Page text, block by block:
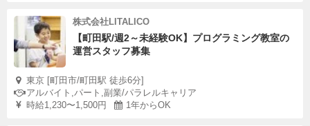
株式会社LITALICO
【町田駅/週2～未経験OK】プログラミング教室の
運営スタッフ募集
東京 [町田市/町田駅 徒歩6分]
アルバイト,パート,副業/パラレルキャリア
時給1,230〜1,500円
1年からOK